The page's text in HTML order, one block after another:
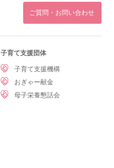
ご質問・お問い合わせ
子育て支援団体
子育て支援機構
おぎゃー献金
母子栄養懇話会